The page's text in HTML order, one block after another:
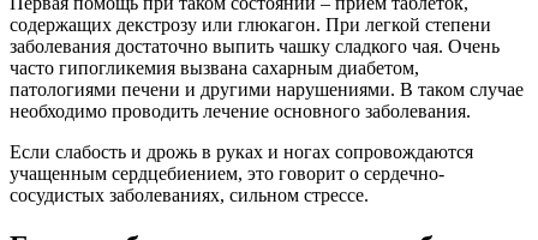
содержащих декстрозу или глюкагон. При легкой степени
заболевания достаточно выпить чашку сладкого чая. Очень
часто гипогликемия вызвана сахарным диабетом,
патологиями печени и другими нарушениями. В таком случае
необходимо проводить лечение основного заболевания.
Если слабость и дрожь в руках и ногах сопровождаются
учащенным сердцебиением, это говорит о сердечно-
сосудистых заболеваниях, сильном стрессе.